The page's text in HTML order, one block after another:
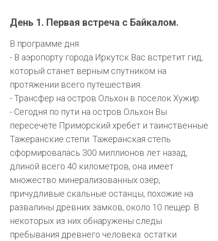
День 1. Первая встреча с Байкалом.
В программе дня:
- В аэропорту города Иркутск Вас встретит гид,
который станет верным спутником на
протяжении всего путешествия.
- Трансфер на остров Ольхон в поселок Хужир.
- Сегодня по пути на остров Ольхон Вы
пересечете Приморский хребет и таинственные
Тажеранские степи. Тажеранская степь
сформировалась 300 миллионов лет назад,
длиной всего 40 километров, она имеет
множество минерализованных озёр,
причудливые скальные останцы, похожие на
развалины древних замков, около 10 пещер. В
некоторых из них обнаружены следы
пребывания древнего человека: остатки